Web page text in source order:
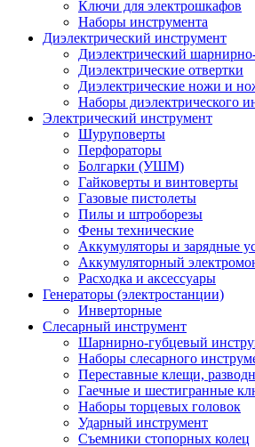
Ключи для электрошкафов
Наборы инструмента
Диэлектрический инструмент
Диэлектрический
Диэлектрические отвертки
Диэлектрические ножи и
Наборы диэлектрического
Электрический инструмент
Шуруповерты
Перфораторы
Болгарки (УШМ)
Гайковерты и винтоверты
Газовые пистолеты
Пилы и штроборезы
Фены технические
Аккумуляторы и зарядные
Аккумуляторный
Расходка и аксессуары
Генераторы (электростанции)
Инверторные
Слесарный инструмент
Шарнирно-губцевый
Наборы слесарного
Переставные клещи,
Гаечные и шестигранные
Наборы торцевых головок
Ударный инструмент
Съемники стопорных колец